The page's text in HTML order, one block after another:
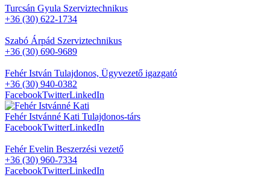
Turcsán Gyula Szerviztechnikus
+36 (30) 622-1734
Szabó Árpád Szerviztechnikus
+36 (30) 690-9689
Fehér István Tulajdonos, Ügyvezető igazgató
+36 (30) 940-0382
FacebookTwitterLinkedIn
Fehér Istvánné Kati Tulajdonos-társ
FacebookTwitterLinkedIn
Fehér Evelin Beszerzési vezető
+36 (30) 960-7334
FacebookTwitterLinkedIn